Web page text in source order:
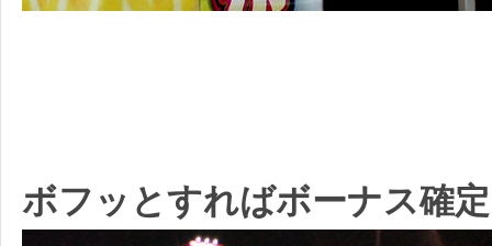
ボフッとすればボーナス確定